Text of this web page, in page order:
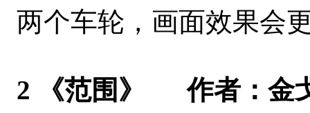
两个车轮，画面效果会
2 《范围》 作者：金